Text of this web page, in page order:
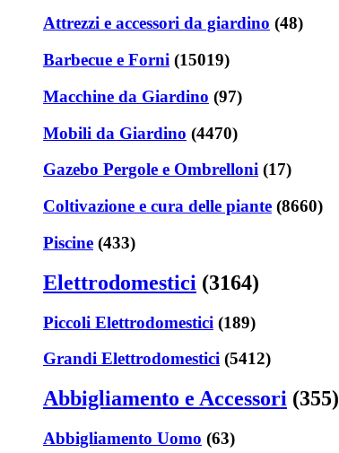
Attrezzi e accessori da giardino (48)
Barbecue e Forni (15019)
Macchine da Giardino (97)
Mobili da Giardino (4470)
Gazebo Pergole e Ombrelloni (17)
Coltivazione e cura delle piante (8660)
Piscine (433)
Elettrodomestici (3164)
Piccoli Elettrodomestici (189)
Grandi Elettrodomestici (5412)
Abbigliamento e Accessori (355)
Abbigliamento Uomo (63)